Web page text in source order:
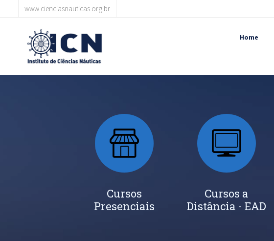
www.cienciasnauticas.org.br
Home
Cursos
Presenciais
Cursos a
Distância - EAD